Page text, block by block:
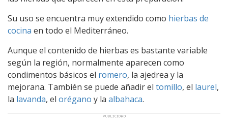
Su uso se encuentra muy extendido como hierbas de
cocina en todo el Mediterráneo.
Aunque el contenido de hierbas es bastante variable
según la región, normalmente aparecen como
condimentos básicos el romero, la ajedrea y la
mejorana. También se puede añadir el tomillo, el laurel,
la lavanda, el orégano y la albahaca.